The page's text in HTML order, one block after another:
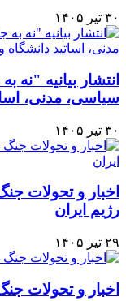
۳۰ تیر ۱۴۰۵
سیاسی، مدنی،
۳۰ تیر ۱۴۰۵
اخبار و تحولات
رژیم ایران
۲۹ تیر ۱۴۰۵
اخبار و تحولات